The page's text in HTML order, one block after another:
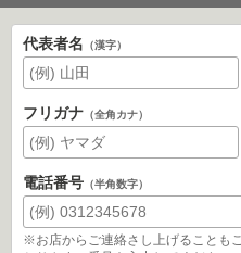
代表者名 （漢字）
フリガナ （全角カナ）
電話番号 （半角数字）
※お店からご連絡さし上げることも